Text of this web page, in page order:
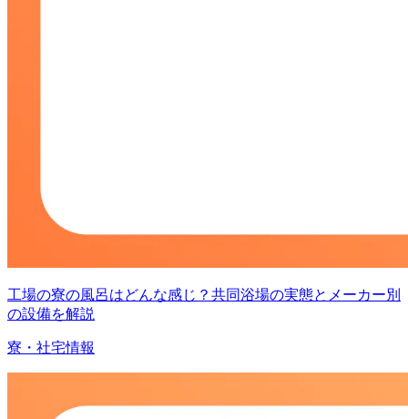
工場の寮の風呂はどんな感じ？共同浴場の実態とメーカー別
の設備を解説
寮・社宅情報